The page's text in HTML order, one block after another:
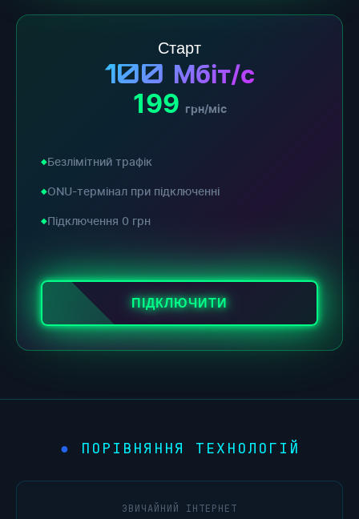
Старт
100 Мбіт/с
199 грн/міс
Безлімітний трафік
ONU-термінал при підключенні
Підключення 0 грн
ПІДКЛЮЧИТИ
ПОРІВНЯННЯ ТЕХНОЛОГІЙ
ЗВИЧАЙНИЙ ІНТЕРНЕТ